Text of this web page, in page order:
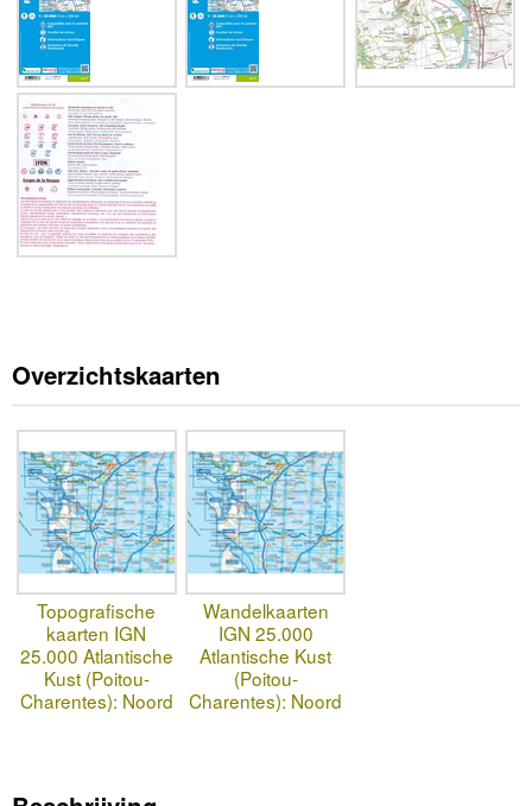
Overzichtskaarten
Topografische
kaarten IGN
25.000 Atlantische
Kust (Poitou-
Charentes): Noord
Wandelkaarten
IGN 25.000
Atlantische Kust
(Poitou-
Charentes): Noord